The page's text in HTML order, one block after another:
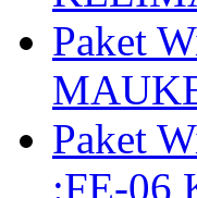
Paket
Paket
:FE-06